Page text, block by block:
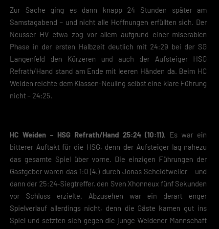
Zur Sache ging es dann knapp 24 Stunden später am
Samstagabend – und nicht alle Hoffnungen erfüllten sich. Der
Neusser HV etwa zog vor allem aufgrund einer miserablen
Phase in der ersten Halbzeit deutlich mit 24:29 bei der SG
Langenfeld den Kürzeren und auch der Aufsteiger HSG
Refrath/Hand stand am Ende mit leeren Händen da. Beim HC
Weiden reichte dem Klassen-Neuling selbst eine klare Führung
nicht – 24:25.
HC Weiden – HSG Refrath/Hand 25:24 (10:11). Es war ein
bitterer Auftakt für die HSG, denn der Aufsteiger lag nahezu
das gesamte Spiel über vorne. Die einzigen Führungen der
Gastgeber waren das 1:0 (4.) durch Jonas Scheidtweiler – und
dann der 25:24-Siegtreffer, den Sven Xhonneux fünf Sekunden
vor Schluss erzielte. Abzusehen war ein derart enger
Spielverlauf allerdings nicht, denn die Gäste kamen gut ins
Spiel und setzten sich gegen die junge Weidener Mannschaft